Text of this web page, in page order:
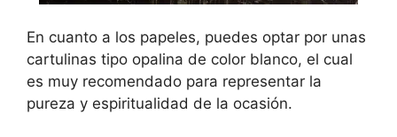
En cuanto a los papeles, puedes optar por unas
cartulinas tipo opalina de color blanco, el cual
es muy recomendado para representar la
pureza y espiritualidad de la ocasión.